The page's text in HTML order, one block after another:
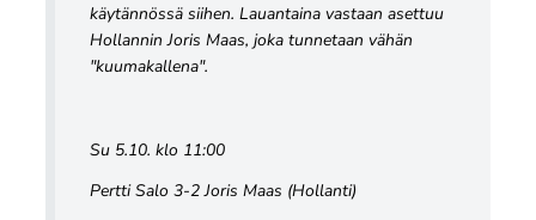
käytännössä siihen. Lauantaina vastaan asettuu
Hollannin Joris Maas, joka tunnetaan vähän
"kuumakallena".
Su 5.10. klo 11:00
Pertti Salo 3-2 Joris Maas (Hollanti)